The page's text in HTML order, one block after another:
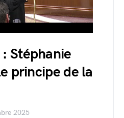
: Stéphanie
principe de la
2025